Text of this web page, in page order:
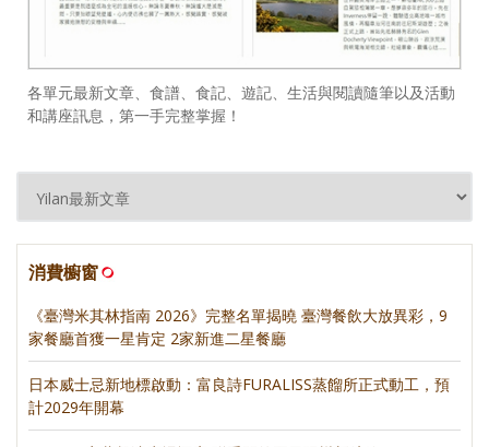
各單元最新文章、食譜、食記、遊記、生活與閱讀隨筆以及活動
和講座訊息，第一手完整掌握！
消費櫥窗
《臺灣米其林指南 2026》完整名單揭曉 臺灣餐飲大放異彩，9
家餐廳首獲一星肯定 2家新進二星餐廳
日本威士忌新地標啟動：富良詩FURALISS蒸餾所正式動工，預
計2029年開幕